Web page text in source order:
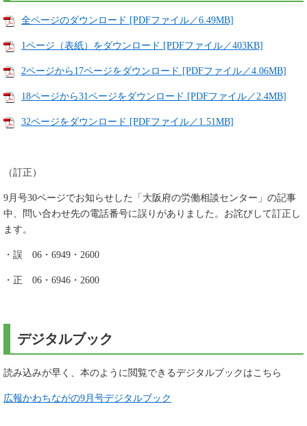
全ページのダウンロード [PDFファイル／6.49MB]
1ページ（表紙）をダウンロード [PDFファイル／403KB]
2ページから17ページをダウンロード [PDFファイル／4.06MB]
18ページから31ページをダウンロード [PDFファイル／2.4MB]
32ページをダウンロード [PDFファイル／1.51MB]
（訂正）
9月号30ページでお知らせした「大阪府の労働相談センター」の記事
中、問い合わせ先の電話番号に誤りがありました。お詫びして訂正し
ます。
・誤 06・6949・2600
・正 06・6946・2600
デジタルブック
読み込みが早く、本のように閲覧できるデジタルブックはこちら
広報かわちながの9月号デジタルブック